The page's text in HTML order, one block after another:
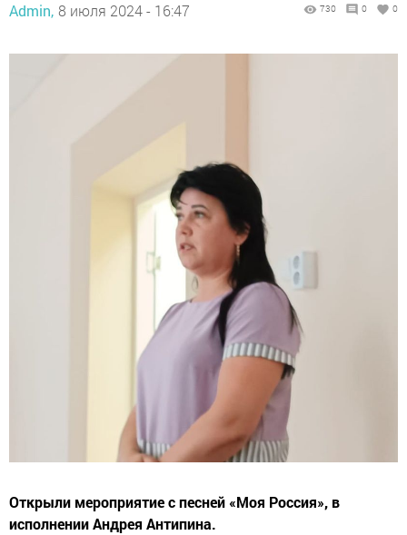
Admin, 8 июля 2024 - 16:47 730 0 0
Открыли мероприятие с песней «Моя Россия», в
исполнении Андрея Антипина.